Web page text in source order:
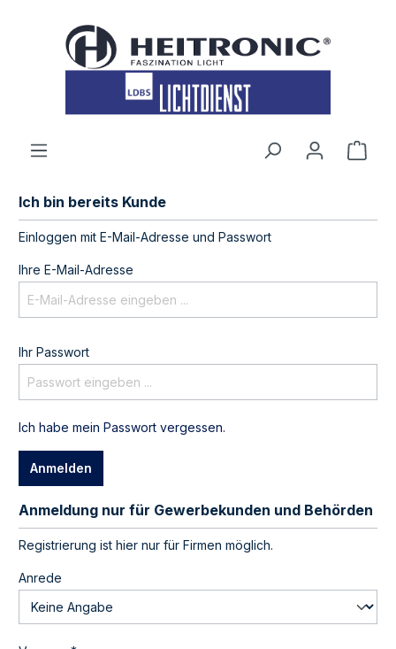
Ich bin bereits Kunde
Einloggen mit E-Mail-Adresse und Passwort
Ihre E-Mail-Adresse
Ihr Passwort
Ich habe mein Passwort vergessen.
Anmelden
Anmeldung nur für Gewerbekunden und Behörden
Persönliche Informationen
Registrierung ist hier nur für Firmen möglich.
Anrede